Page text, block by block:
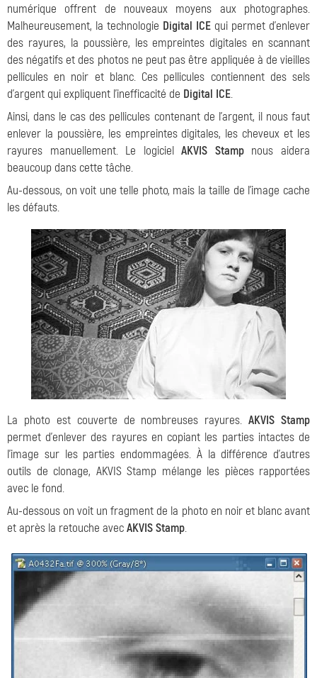
numérique offrent de nouveaux moyens aux photographes.
Malheureusement, la technologie Digital ICE qui permet d'enlever
des rayures, la poussière, les empreintes digitales en scannant
des négatifs et des photos ne peut pas être appliquée à de vieilles
pellicules en noir et blanc. Ces pellicules contiennent des sels
d'argent qui expliquent l'inefficacité de Digital ICE.
Ainsi, dans le cas des pellicules contenant de l'argent, il nous faut
enlever la poussière, les empreintes digitales, les cheveux et les
rayures manuellement. Le logicielAKVIS Stampnous aidera
beaucoup dans cette tâche.
Au-dessous, on voit une telle photo, mais la taille de l'image cache
les défauts.
La photo est couverte de nombreuses rayures.AKVIS Stamp
permet d'enlever des rayures en copiant les parties intactes de
l'image sur les parties endommagées. À la différence d'autres
outils de clonage, AKVIS Stamp mélange les pièces rapportées
avec le fond.
Au-dessous on voit un fragment de la photo en noir et blanc avant
et après la retouche avecAKVIS Stamp.